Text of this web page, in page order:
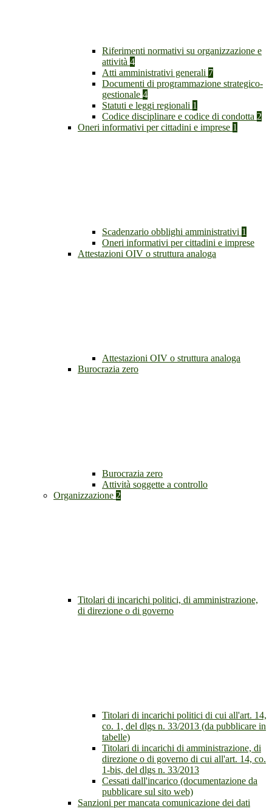
Riferimenti normativi su organizzazione e
attività 4
Atti amministrativi generali 7
Documenti di programmazione strategico-
gestionale 4
Statuti e leggi regionali 1
Codice disciplinare e codice di condotta 2
Oneri informativi per cittadini e imprese 1
Scadenzario obblighi amministrativi 1
Oneri informativi per cittadini e imprese
Attestazioni OIV o struttura analoga
Attestazioni OIV o struttura analoga
Burocrazia zero
Burocrazia zero
Attività soggette a controllo
Organizzazione 2
Titolari di incarichi politici, di amministrazione,
di direzione o di governo
Titolari di incarichi politici di cui all'art. 14,
co. 1, del dlgs n. 33/2013 (da pubblicare in
tabelle)
Titolari di incarichi di amministrazione, di
direzione o di governo di cui all'art. 14, co.
1-bis, del dlgs n. 33/2013
Cessati dall'incarico (documentazione da
pubblicare sul sito web)
Sanzioni per mancata comunicazione dei dati